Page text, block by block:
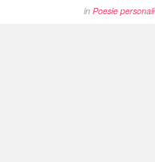
in Poesie personali